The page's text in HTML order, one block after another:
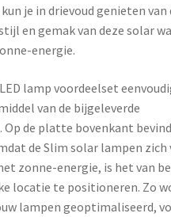
je in drievoud genieten van
en gemak van deze solar
energie.
lamp voordeelset
van de bijgeleverde
de platte bovenkant
de Slim solar lampen zich
zonne-energie, is het van
locatie te positioneren. Zo
lampen geoptimaliseerd,